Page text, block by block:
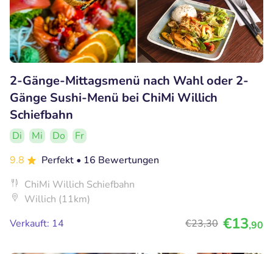
2-Gänge-Mittagsmenü nach Wahl oder 2-
Gänge Sushi-Menü bei ChiMi Willich
Schiefbahn
Di Mi Do
Fr
9.8
Perfekt • 16 Bewertungen
ChiMi Willich Schiefbahn
Willich (11km)
Verkauft: 14
€23,30 €13,90